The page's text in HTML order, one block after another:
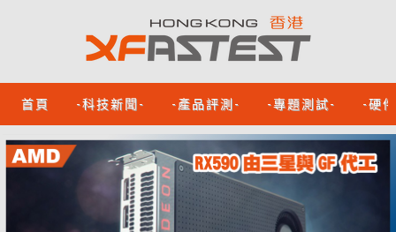
首頁 -科技新聞- -產品評測- -專題測試- -硬